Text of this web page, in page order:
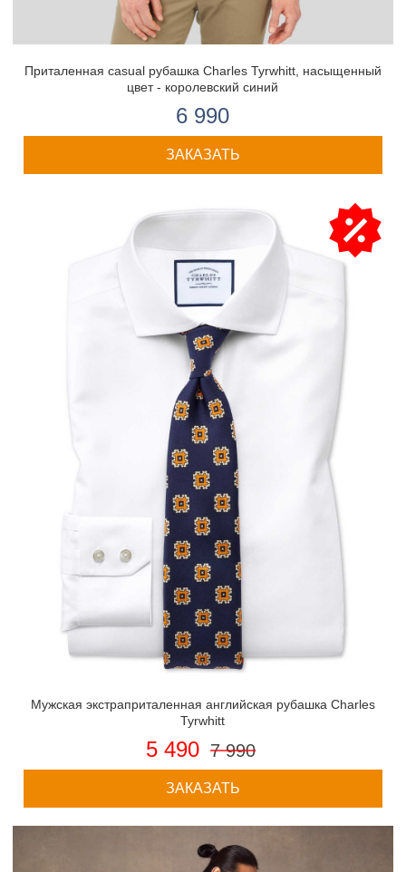
Приталенная casual рубашка Charles Tyrwhitt, насыщенный
цвет - королевский синий
6 990
ЗАКАЗАТЬ
Мужская экстраприталенная английская рубашка Charles
Tyrwhitt
5 490 7 990
ЗАКАЗАТЬ